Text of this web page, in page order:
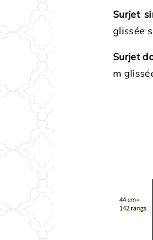
Surjet
glissée
Surjet
m